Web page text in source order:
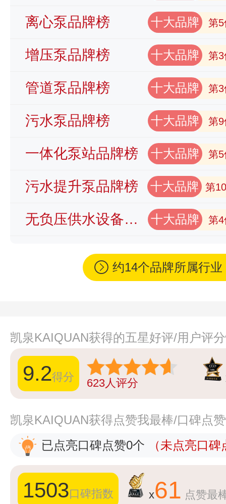
离心泵品牌榜 十大品牌 第5
增压泵品牌榜 十大品牌 第3
管道泵品牌榜 十大品牌 第3
污水泵品牌榜 十大品牌 第9
一体化泵站品牌榜 十大品牌 第5
污水提升泵品牌榜 十大品牌 第
无负压供水设备品牌榜 十大品牌 第4
约14个品牌所属行
凯泉KAIQUAN获得的五星好评/用户评
9.2得分 623人评分
凯泉KAIQUAN获得点赞我最棒/口碑点
已点亮口碑点赞0个
（未点亮口
1503口碑指数 x61 点赞最